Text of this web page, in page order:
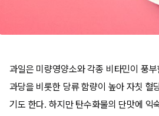
과일은 미량영양소와 각종 비타민이 풍
과당을 비롯한 당류 함량이 높아 자칫 혈
기도 한다. 하지만 탄수화물의 단맛에 익